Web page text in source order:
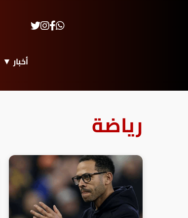
أخبار
رياضة